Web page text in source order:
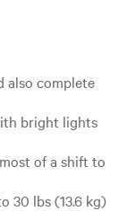
also complete
bright lights
of a shift to
30 lbs (13.6 kg)